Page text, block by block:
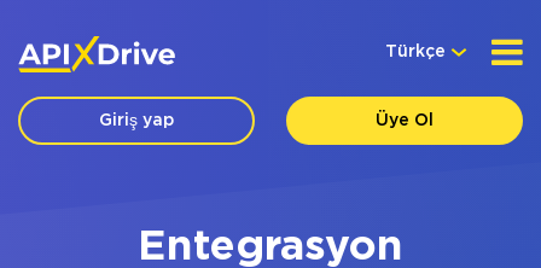
Türkçe
Giriş yap Üye Ol
Entegrasyon